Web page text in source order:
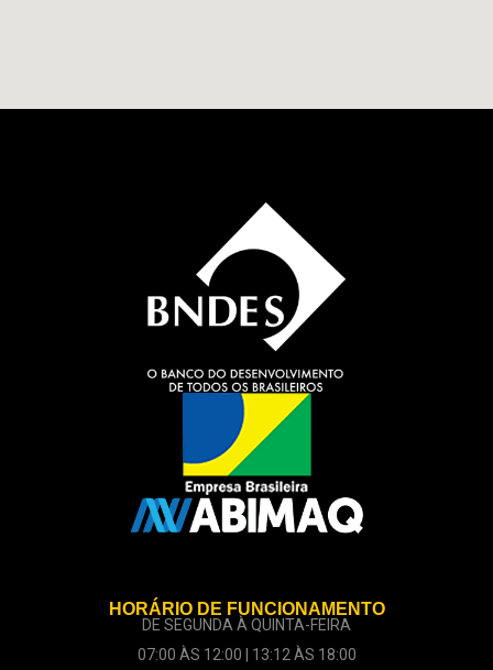
HORÁRIO DE FUNCIONAMENTO
DE SEGUNDA À QUINTA-FEIRA
07:00 ÀS 12:00 | 13:12 ÀS 18:00